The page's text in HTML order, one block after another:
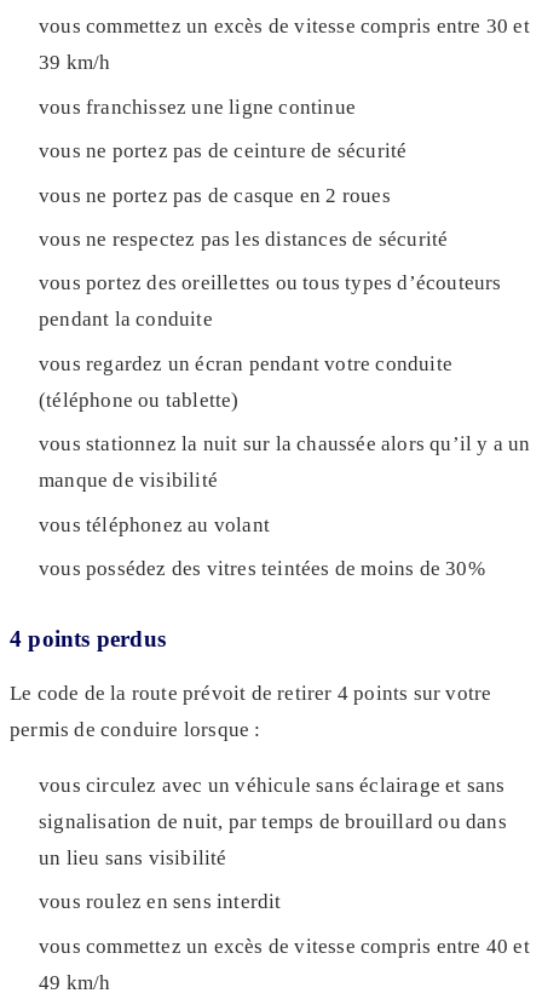
vous commettez un excès de vitesse compris entre 30 et
39 km/h
vous franchissez une ligne continue
vous ne portez pas de ceinture de sécurité
vous ne portez pas de casque en 2 roues
vous ne respectez pas les distances de sécurité
vous portez des oreillettes ou tous types d’écouteurs
pendant la conduite
vous regardez un écran pendant votre conduite
(téléphone ou tablette)
vous stationnez la nuit sur la chaussée alors qu’il y a un
manque de visibilité
vous téléphonez au volant
vous possédez des vitres teintées de moins de 30%
4 points perdus
Le code de la route prévoit de retirer 4 points sur votre
permis de conduire lorsque :
vous circulez avec un véhicule sans éclairage et sans
signalisation de nuit, par temps de brouillard ou dans
un lieu sans visibilité
vous roulez en sens interdit
vous commettez un excès de vitesse compris entre 40 et
49 km/h